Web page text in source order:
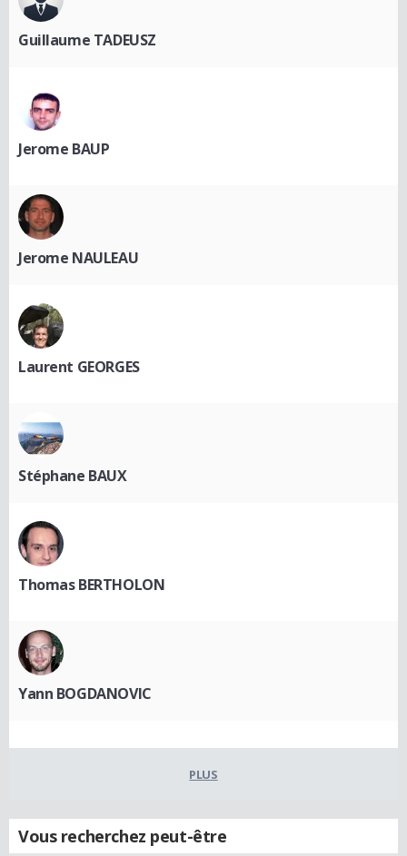
Guillaume TADEUSZ
Jerome BAUP
Jerome NAULEAU
Laurent GEORGES
Stéphane BAUX
Thomas BERTHOLON
Yann BOGDANOVIC
PLUS
Vous recherchez peut-être